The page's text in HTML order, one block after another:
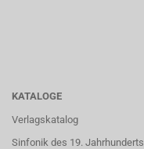
KATALOGE
Verlagskatalog
Sinfonik des 19. Jahrhunderts